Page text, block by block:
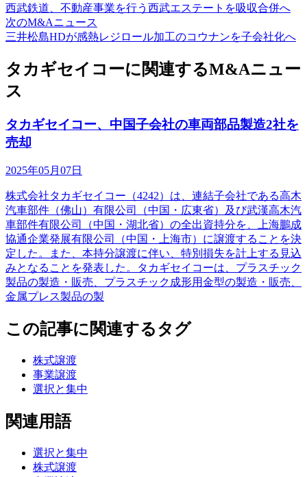
西武鉄道、不動産事業を行う西武エステートを吸収合併へ
次のM&Aニュース
三井松島HDが感熱レジロール加工のコウナンを子会社化へ
タカギセイコーに関連するM&Aニュー
ス
タカギセイコー、中国子会社の車両部品製造2社を
売却
2025年05月07日
株式会社タカギセイコー（4242）は、連結子会社である高木
汽車部件（佛山）有限公司（中国・広東省）及び武漢高木汽
車部件有限公司（中国・湖北省）の全出資持分を、上海鵬成
協通企業発展有限公司（中国・上海市）に譲渡することを決
定した。また、本持分譲渡に伴い、特別損失を計上する見込
みとなることを発表した。タカギセイコーは、プラスチック
製品の製造・販売、プラスチック成形用金型の製造・販売、
金属プレス製品の製
この記事に関連するタグ
株式譲渡
事業譲渡
選択と集中
関連用語
選択と集中
株式譲渡